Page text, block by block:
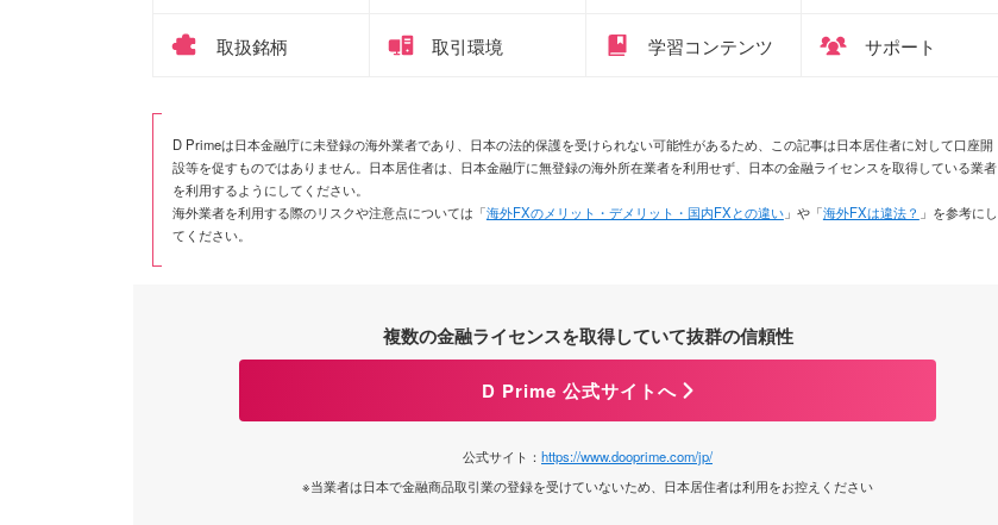
取扱銘柄 取引環境 学習コンテンツ サポート
D Primeは日本金融庁に未登録の海外業者であり、日本の法的保護を受けられない可能性があるため、この記事は日本居住者に対して口座開
設等を促すものではありません。日本居住者は、日本金融庁に無登録の海外所在業者を利用せず、日本の金融ライセンスを取得している業者
を利用するようにしてください。
海外業者を利用する際のリスクや注意点については「海外FXのメリット・デメリット・国内FXとの違い」や「海外FXは違法？ 」を参考にし
てください。
複数の金融ライセンスを取得していて抜群の信頼性
D Prime 公式サイトへ
公式サイト： https://www.dooprime.com/jp/
※当業者は日本で金融商品取引業の登録を受けていないため、日本居住者は利用をお控えください